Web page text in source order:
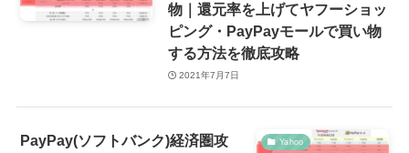
物｜還元率を上げてヤフーショッ
ピング・PayPayモールで買い物
する方法を徹底攻略
2021年7月7日
Yahoo
PayPay(ソフトバンク)経済圏攻